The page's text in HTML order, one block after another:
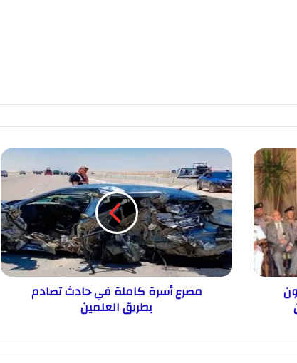
مصرع أسرة كاملة في حادث تصادم
بطريق العلمين